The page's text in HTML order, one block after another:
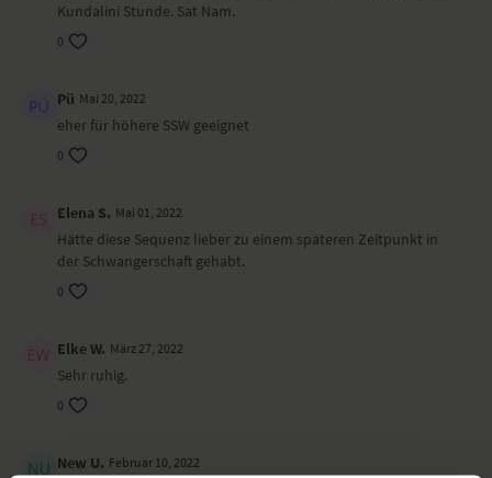
Kundalini Stunde. Sat Nam.
0
Pü Mai 20, 2022
eher für höhere SSW geeignet
0
Elena S. Mai 01, 2022
Hätte diese Sequenz lieber zu einem späteren Zeitpunkt in
der Schwangerschaft gehabt.
0
Elke W. März 27, 2022
Sehr ruhig.
0
New U. Februar 10, 2022